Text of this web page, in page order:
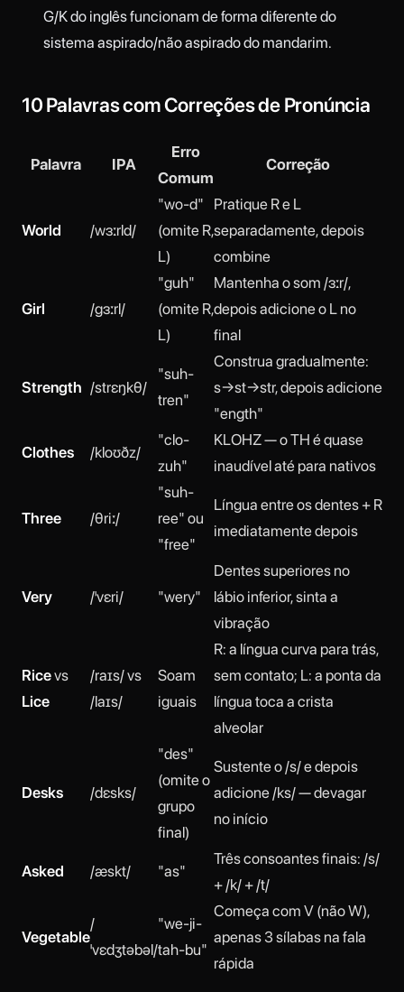
G/K do inglês funcionam de forma diferente do
sistema aspirado/não aspirado do mandarim.
10 Palavras com Correções de Pronúncia
Palavra IPA
Erro
Comum
Correção
World /wɜːrld/
"wo-d"
(omite R,
L)
Pratique R e L
separadamente, depois
combine
Girl /ɡɜːrl/
"guh"
(omite R,
L)
Mantenha o som /ɜːr/,
depois adicione o L no
final
Strength /strɛŋkθ/
"suh-
tren"
Construa gradualmente:
s→st→str, depois adicione
"ength"
Clothes /kloʊðz/
"clo-
zuh"
KLOHZ — o TH é quase
inaudível até para nativos
Three /θriː/
"suh-
ree" ou
"free"
Língua entre os dentes + R
imediatamente depois
Very /ˈvɛri/ "wery"
Dentes superiores no
lábio inferior, sinta a
vibração
Ricevs
Lice
/raɪs/ vs
/laɪs/
Soam
iguais
R: a língua curva para trás,
sem contato; L: a ponta da
língua toca a crista
alveolar
Desks /dɛsks/
"des"
(omite o
grupo
final)
Sustente o /s/ e depois
adicione /ks/ — devagar
no início
Asked /æskt/ "as"
Três consoantes finais: /s/
+ /k/ + /t/
Vegetable
/
ˈvɛdʒtəbəl/
"we-ji-
tah-bu"
Começa com V (não W),
apenas 3 sílabas na fala
rápida